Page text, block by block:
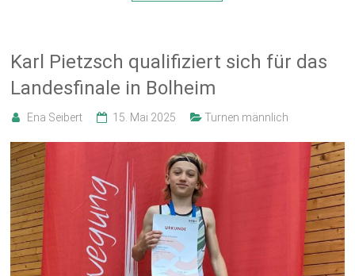
Karl Pietzsch qualifiziert sich für das
Landesfinale in Bolheim
Ena Seibert 15. Mai 2025 Turnen männlich